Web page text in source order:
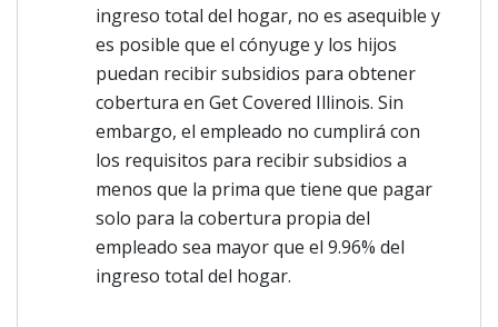
ingreso total del hogar, no es asequible y
es posible que el cónyuge y los hijos
puedan recibir subsidios para obtener
cobertura en Get Covered Illinois. Sin
embargo, el empleado no cumplirá con
los requisitos para recibir subsidios a
menos que la prima que tiene que pagar
solo para la cobertura propia del
empleado sea mayor que el 9.96% del
ingreso total del hogar.